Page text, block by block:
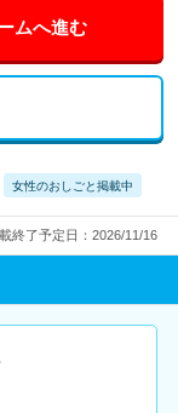
ムへ進む
女性のおしごと掲載中
終了予定日：2026/11/16